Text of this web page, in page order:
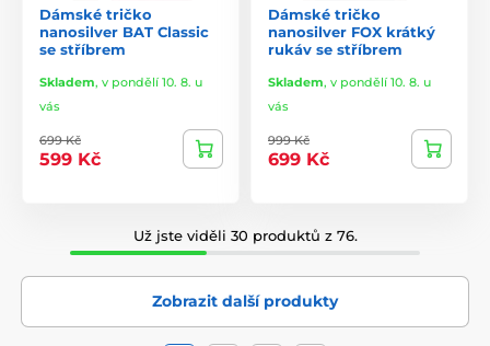
Dámské tričko
nanosilver BAT Classic
se stříbrem
Skladem, v pondělí 10. 8. u
vás
699 Kč
599 Kč
Dámské tričko
nanosilver FOX krátký
rukáv se stříbrem
Skladem, v pondělí 10. 8. u
vás
999 Kč
699 Kč
Už jste viděli 30 produktů z 76.
Zobrazit další produkty